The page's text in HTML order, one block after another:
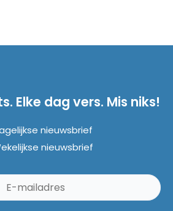
Elke dag vers. Mis niks!
nieuwsbrief
nieuwsbrief